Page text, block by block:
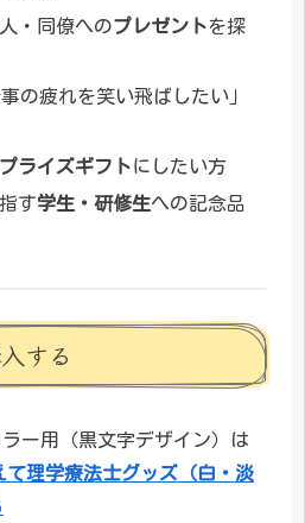
・同僚へのプレゼントを探
の疲れを笑い飛ばしたい」
ライズギフトにしたい方
す学生・研修生への記念品
する
ー用（黒文字デザイン）は
て理学療法士グッズ（白・淡